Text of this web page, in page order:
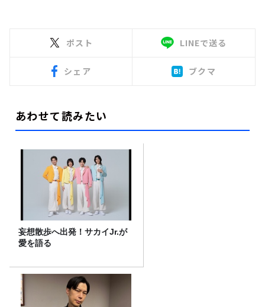
ポスト LINEで送る
シェア ブクマ
あわせて読みたい
妄想散歩へ出発！サカイJr.が
愛を語る